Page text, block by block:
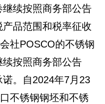
续按照商务部公告
品范围和税率征收
社POSCO的不锈钢
按照商务部公告
。自2024年7月23
不锈钢钢坯和不锈